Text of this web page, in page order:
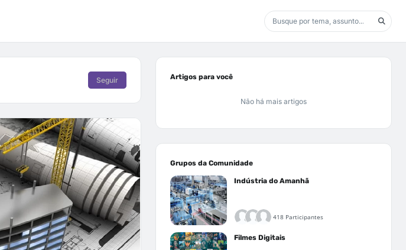
Seguir Artigos para você
Não há mais artigos
Grupos da Comunidade
Indústria do Amanhã
418 Participantes
Filmes Digitais